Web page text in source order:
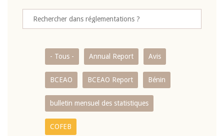
- Tous - Annual Report Avis
BCEAO BCEAO Report Bénin
bulletin mensuel des statistiques
COFEB